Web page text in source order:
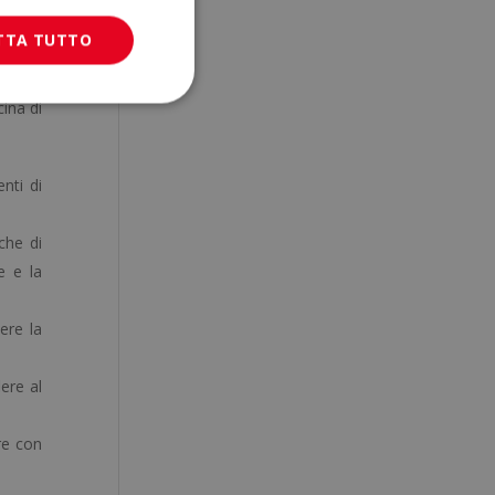
di
di
di
e la
la
al
con
TUTTO